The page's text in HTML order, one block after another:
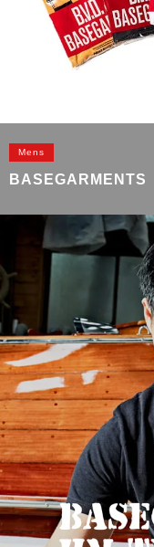
Mens
BASEGARMENTS
スポートップス 綿100％ ポケットTシャツ